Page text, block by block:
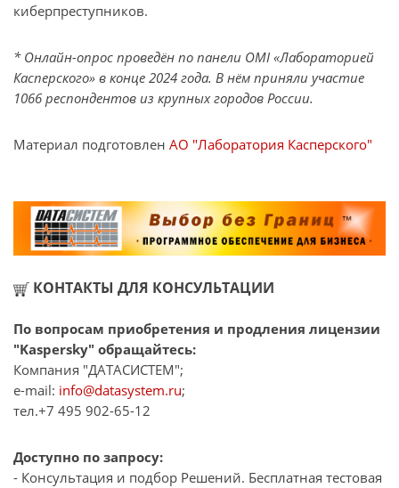
киберпреступников.
* Онлайн-опрос проведён по панели OMI «Лабораторией
Касперского» в конце 2024 года. В нём приняли участие
1066 респондентов из крупных городов России.
Материал подготовлен АО "Лаборатория Касперского"
КОНТАКТЫ ДЛЯ КОНСУЛЬТАЦИИ
По вопросам приобретения и продления лицензии
"Kaspersky" обращайтесь:
Компания "ДАТАСИСТЕМ";
e-mail: info@datasystem.ru;
тел.+7 495 902-65-12
Доступно по запросу:
- Консультация и подбор Решений. Бесплатная тестовая